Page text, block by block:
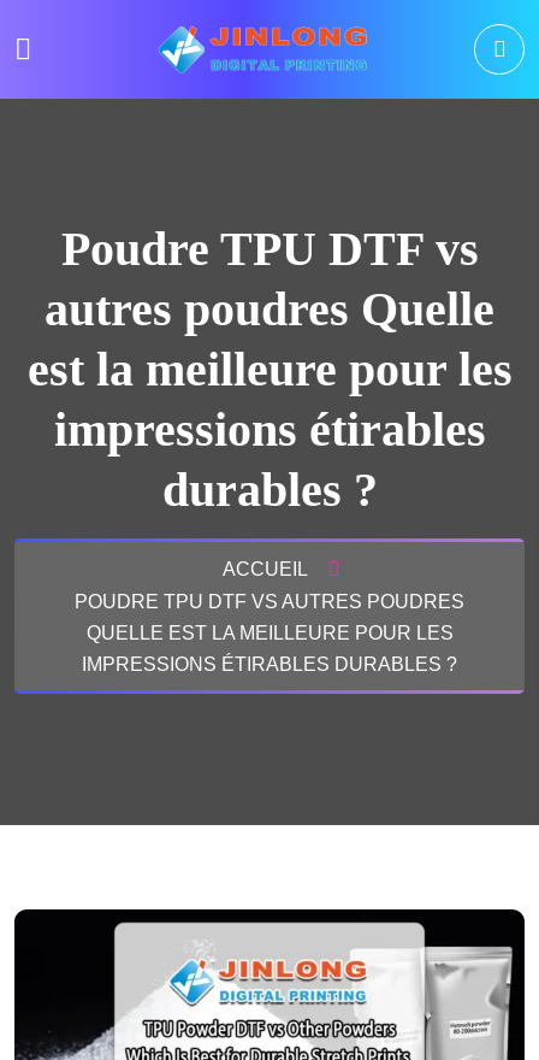
Poudre TPU DTF vs
autres poudres Quelle
est la meilleure pour les
impressions étirables
durables ?
ACCUEIL
POUDRE TPU DTF VS AUTRES POUDRES
QUELLE EST LA MEILLEURE POUR LES
IMPRESSIONS ÉTIRABLES DURABLES ?